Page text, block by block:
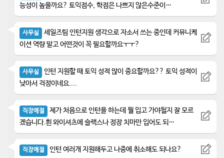
능성이 높을까요? 토익점수, 학점은 나쁘지 않은수준이…
사무실
세일즈팀 인턴지원 생각으로 자소서 쓰는 중인데 커뮤니케
이션 역량 말고 어떤것이 꼭 필요할까요ㅜㅜ?
사무실
인턴 지원할 때 토익 성적 많이 중요할까요?? 토익 성적이
낮아서 걱정이네요....
직장예절
제가 처음으로 인턴을 하는데 뭘 입고 가야될지 잘 모르
겠습니다.흰 와이셔츠에 슬랙스나 정장 치마만 입어도 되…
직장예절 인턴 여러개 지원해두고 나중에 취소해도 되나요?